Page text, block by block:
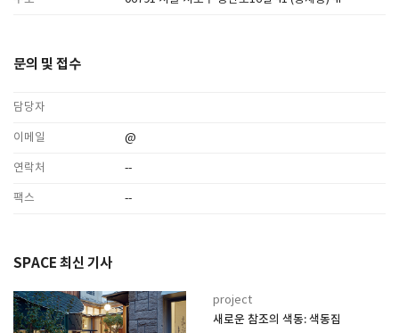
문의 및 접수
담당자
이메일 @
연락처 --
팩스 --
SPACE 최신 기사
project
새로운 참조의 색동: 색동집